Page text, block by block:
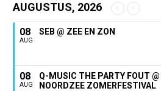
AUGUSTUS, 2026
08
AUG
SEB @ ZEE EN ZON
08
AUG
Q-MUSIC THE PARTY FOUT @
NOORDZEE ZOMERFESTIVAL